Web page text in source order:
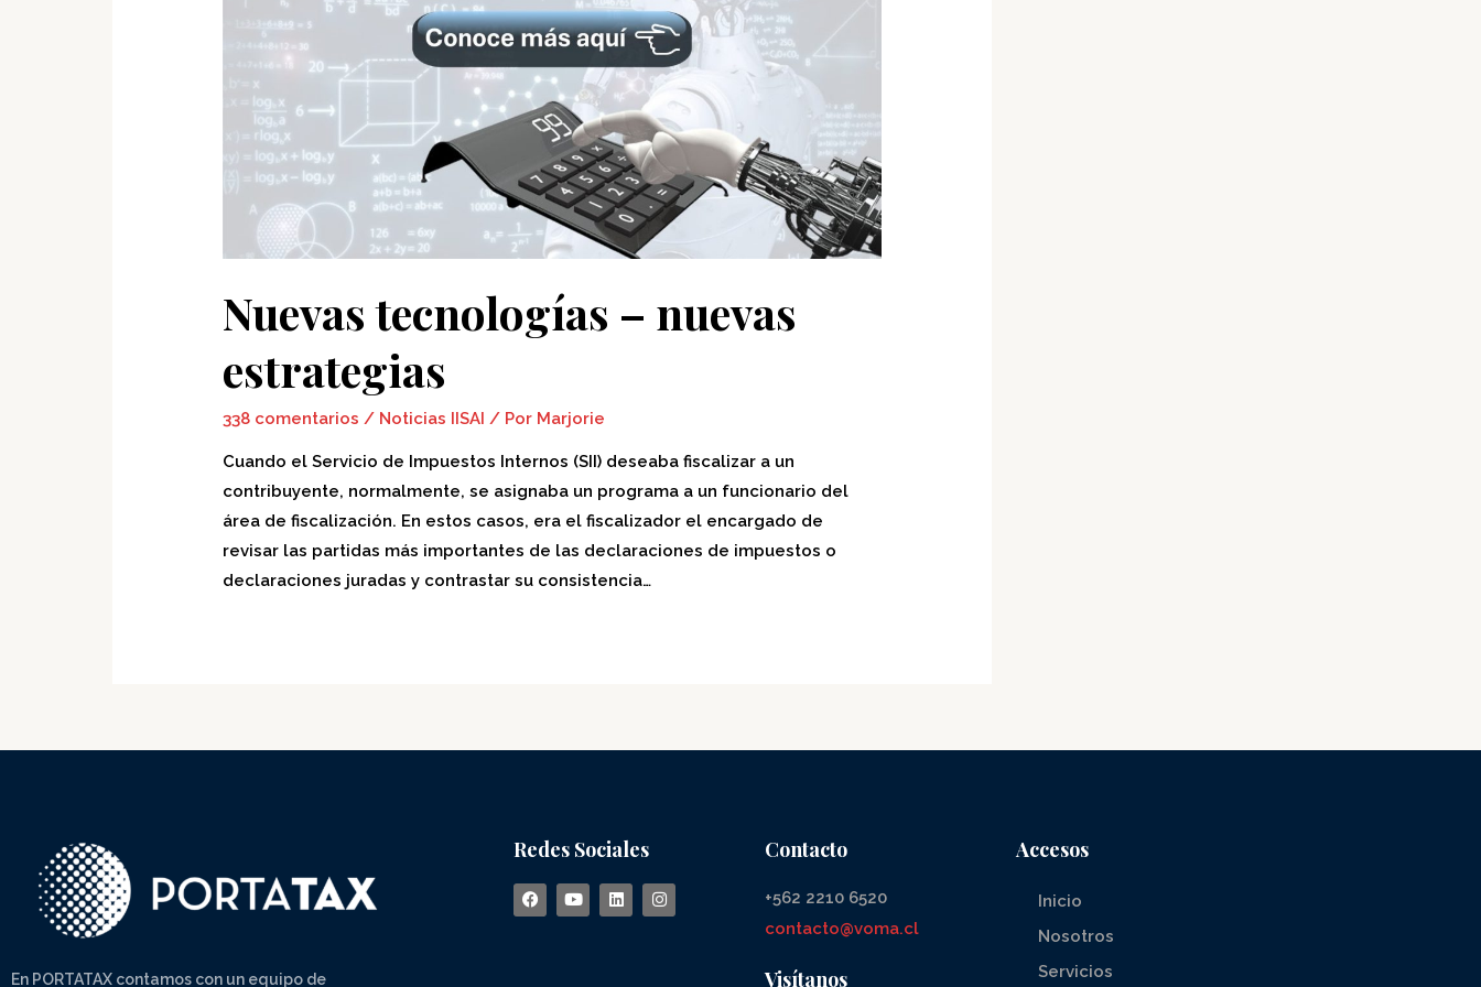
Nuevas tecnologías – nuevas
estrategias
338 comentarios / Noticias IISAI / Por Marjorie
Cuando el Servicio de Impuestos Internos (SII) deseaba fiscalizar a un
contribuyente, normalmente, se asignaba un programa a un funcionario del
área de fiscalización. En estos casos, era el fiscalizador el encargado de
revisar las partidas más importantes de las declaraciones de impuestos o
declaraciones juradas y contrastar su consistencia…
En PORTATAX contamos con un equipo de
Redes Sociales Contacto
+562 2210 6520
contacto@voma.cl
Visítanos
Accesos
Inicio
Nosotros
Servicios